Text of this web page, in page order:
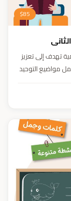
$85
تهدف إلى تعزيز
مواضيع التوحيد